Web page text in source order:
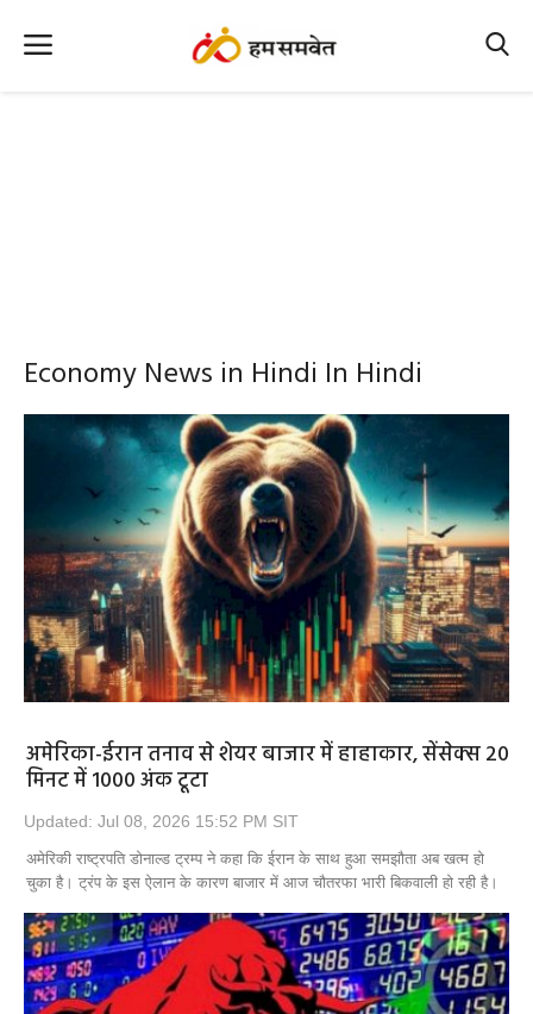
Office Office
Political Gossips
Farm & Food
Opinion
Health & Lifestyle
Photo Gallery
Economy News in Hindi In Hindi
अमेरिका-ईरान तनाव से शेयर बाजार में हाहाकार, सेंसेक्स 20
मिनट में 1000 अंक टूटा
Updated: Jul 08, 2026 15:52 PM SIT
अमेरिकी राष्ट्रपति डोनाल्ड ट्रम्प ने कहा कि ईरान के साथ हुआ समझौता अब खत्म हो
चुका है। ट्रंप के इस ऐलान के कारण बाजार में आज चौतरफा भारी बिकवाली हो रही है।